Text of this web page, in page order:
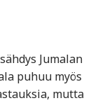
Jumalan
puhuu myös
mutta